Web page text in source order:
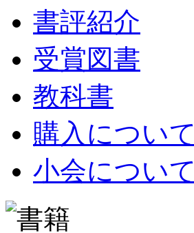
書評紹介
受賞図書
教科書
購入について
小会について